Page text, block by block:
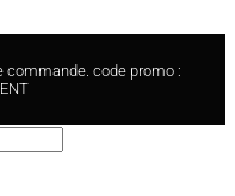
commande. code promo :